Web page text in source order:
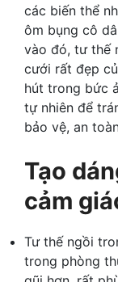
các biến thể
ôm bụng cô
vào đó, tư thế
cưới rất đẹp
hút trong bức
tự nhiên để
bảo vệ, an
Tạo
cảm
Tư thế ngồi
trong phòng